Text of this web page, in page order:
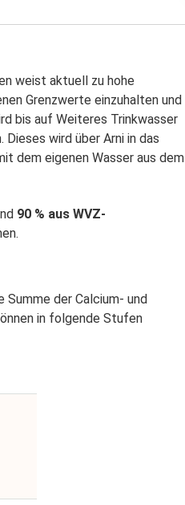
weist aktuell zu hohe
Grenzwerte einzuhalten und
bis auf Weiteres Trinkwasser
wird über Arni in das
dem eigenen Wasser aus dem
90 % aus WVZ-
der Calcium- und
in folgende Stufen